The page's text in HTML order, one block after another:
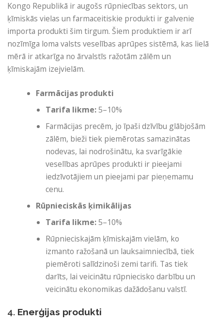
Kongo Republikā ir augošs rūpniecības sektors, un
ķīmiskās vielas un farmaceitiskie produkti ir galvenie
importa produkti šim tirgum. Šiem produktiem ir arī
nozīmīga loma valsts veselības aprūpes sistēmā, kas lielā
mērā ir atkarīga no ārvalstīs ražotām zālēm un
ķīmiskajām izejvielām.
Farmācijas produkti
Tarifa likme:5–10%
Farmācijas precēm, jo ​​īpaši dzīvību glābjošām
zālēm, bieži tiek piemērotas samazinātas
nodevas, lai nodrošinātu, ka svarīgākie
veselības aprūpes produkti ir pieejami
iedzīvotājiem un pieejami par pieņemamu
cenu.
Rūpnieciskās ķimikālijas
Tarifa likme:5–10%
Rūpnieciskajām ķīmiskajām vielām, ko
izmanto ražošanā un lauksaimniecībā, tiek
piemēroti salīdzinoši zemi tarifi. Tas tiek
darīts, lai veicinātu rūpniecisko darbību un
veicinātu ekonomikas dažādošanu valstī.
4. Enerģijas produkti